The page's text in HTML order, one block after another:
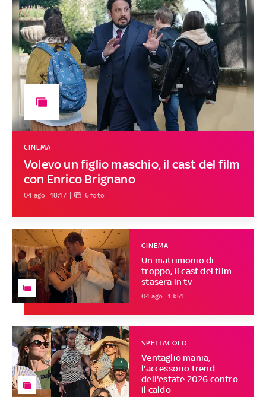
Volevo un figlio maschio, il cast del film
con Enrico Brignano
CINEMA
04 ago - 18:17 6 foto
Un matrimonio di
troppo, il cast del film
stasera in tv
CINEMA
04 ago - 13:51
Ventaglio mania,
l'accessorio trend
dell'estate 2026 contro
il caldo
SPETTACOLO